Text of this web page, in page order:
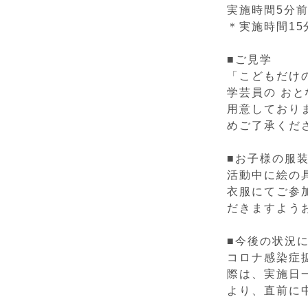
実施時間5分
＊実施時間
■ご見学
「こどもだ
学芸員の お
用意しており
めご了承くだ
■お子様の服
活動中に絵の
衣服にてご参
だきますよう
■今後の状況
コロナ感染症
際は、実施日
より、直前に